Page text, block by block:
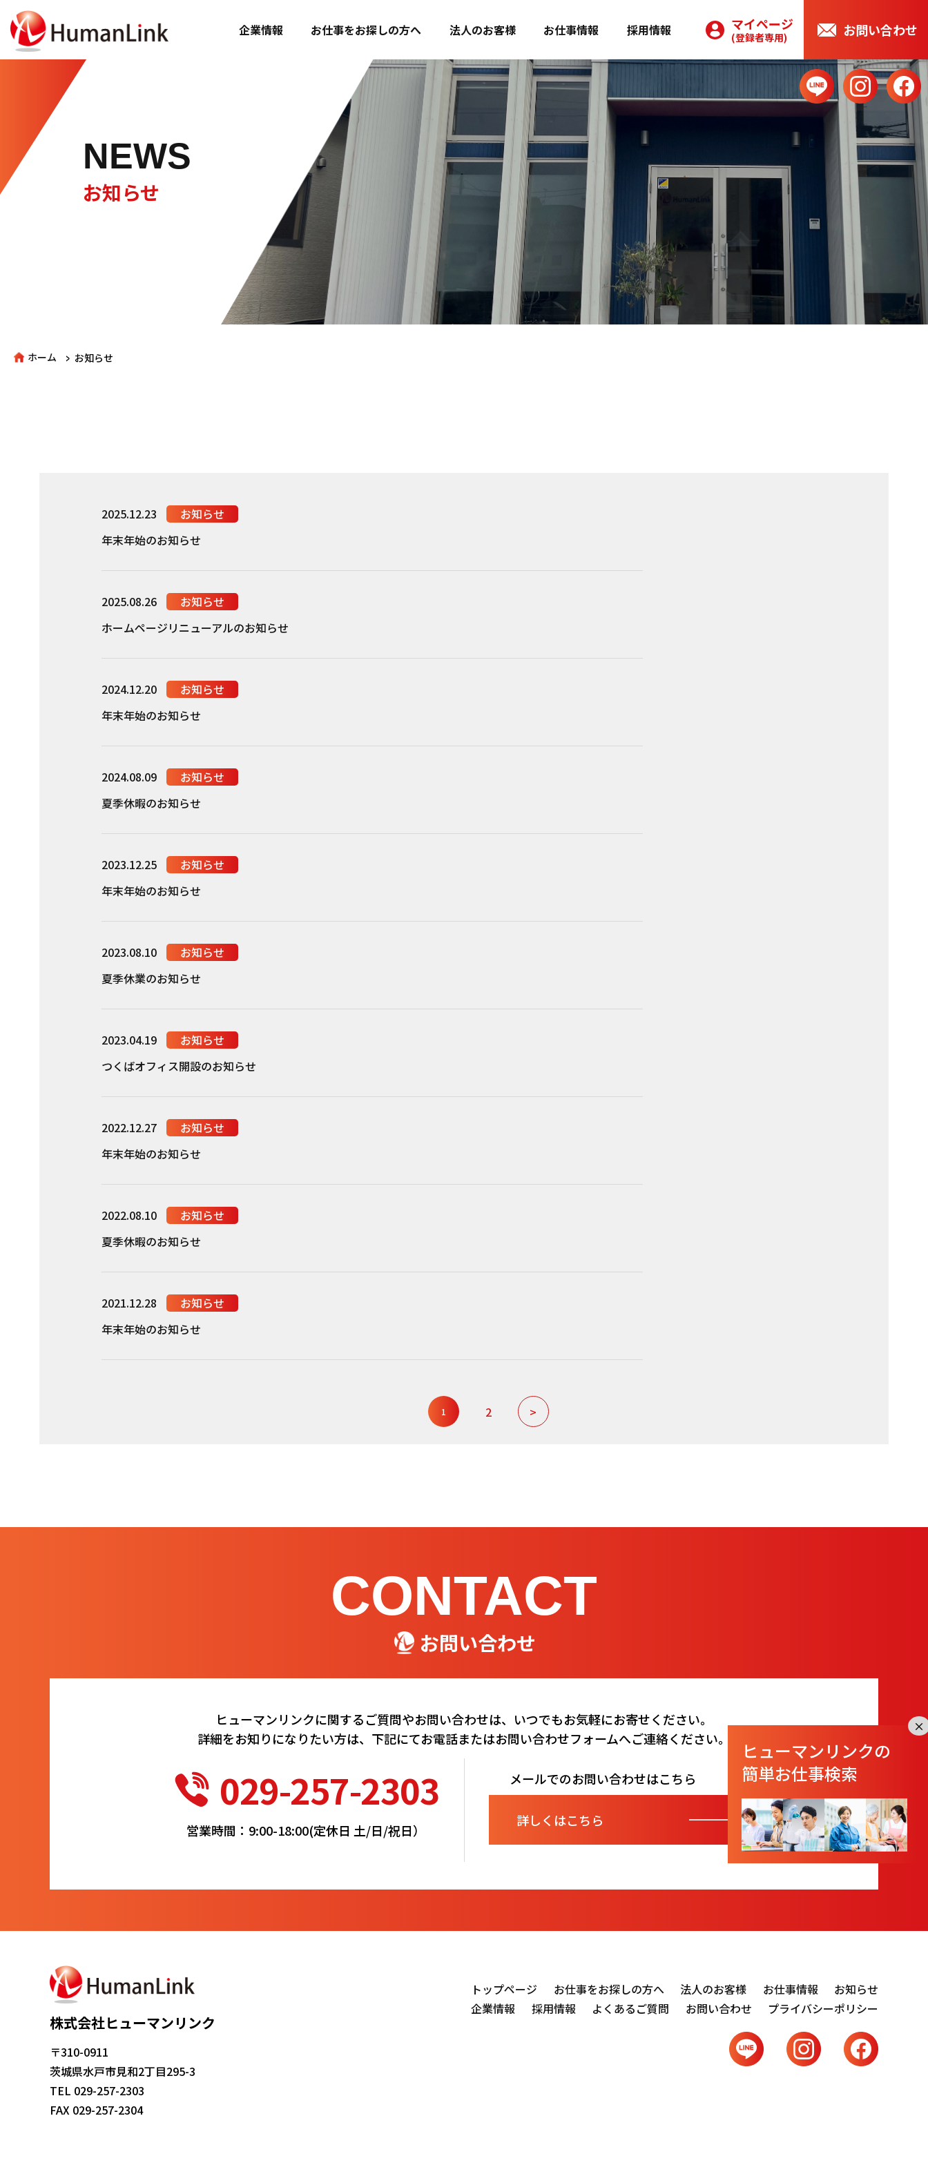
企業情報 お仕事をお探しの方へ 法人のお客様 お仕事情報 採用情報 マイページ
(登録者専用) お問い合わせ
NEWS
お知らせ
ホーム > お知らせ
2025.12.23
お知らせ
年末年始のお知らせ
2025.08.26
お知らせ
ホームページリニューアルのお知らせ
2024.12.20
お知らせ
年末年始のお知らせ
2024.08.09
お知らせ
夏季休暇のお知らせ
2023.12.25
お知らせ
年末年始のお知らせ
2023.08.10
お知らせ
夏季休業のお知らせ
2023.04.19
お知らせ
つくばオフィス開設のお知らせ
2022.12.27
お知らせ
年末年始のお知らせ
2022.08.10
お知らせ
夏季休暇のお知らせ
2021.12.28
お知らせ
年末年始のお知らせ
1 2 >
CONTACT
お問い合わせ
ヒューマンリンクに関するご質問やお問い合わせは、いつでもお気軽にお寄せください。
詳細をお知りになりたい方は、下記にてお電話またはお問い合わせフォームへご連絡ください。
029-257-2303
営業時間：9:00-18:00(定休日 土/日/祝日）
メールでのお問い合わせはこちら
詳しくはこちら
株式会社ヒューマンリンク
〒310-0911
茨城県水戸市見和2丁目295-3
TEL 029-257-2303
FAX 029-257-2304
トップページ お仕事をお探しの方へ 法人のお客様 お仕事情報
お知らせ
企業情報
採用情報 よくあるご質問 お問い合わせ プライバシーポリシー
×
ヒューマンリンクの
簡単お仕事検索